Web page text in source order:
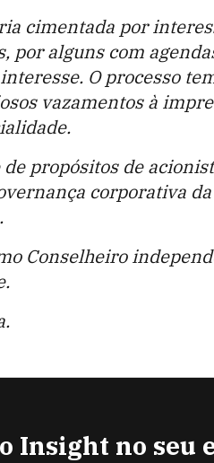
cimentada por
por alguns com
O processo
vazamentos à
propósitos de
corporativa
Conselheiro
Insight no seu